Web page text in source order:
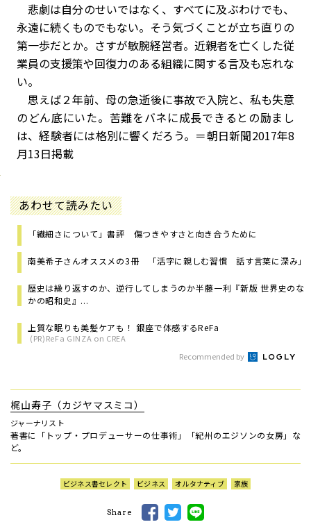
悲劇は自分のせいではなく、すべてに及ぶわけでも、
永遠に続くものでもない。そう気づくことが立ち直りの
第一歩だとか。さすが敏腕経営者。近親者を亡くした従
業員の支援策や回復力のある組織に関する言及も忘れな
い。
思えば２年前、母の急逝後に事故で入院と、私も失意
のどん底にいた。苦難をバネに成長できるとの励まし
は、経験者には格別に響くだろう。＝朝日新聞2017年8
月13日掲載
あわせて読みたい
「繊細さについて」書評 傷つきやすさと向き合うために
南美希子さんオススメの3冊 「活字に親しむ習慣 話す言葉に深み」
歴史は繰り返すのか、逆行してしまうのか――半藤一利『新版 世界史のな
かの昭和史』...
上質な眠りも美髪ケアも！ 銀座で体感するReFa
(PR)ReFa GINZA on CREA
Recommended by
梶山寿子（カジヤマスミコ）
ジャーナリスト
著書に「トップ・プロデューサーの仕事術」「紀州のエジソンの女房」な
ど。
ビジネス書セレクト ビジネス オルタナティブ 家族
Share